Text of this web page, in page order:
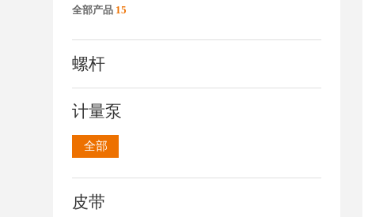
全部产品 15
螺杆
计量泵
全部
皮带